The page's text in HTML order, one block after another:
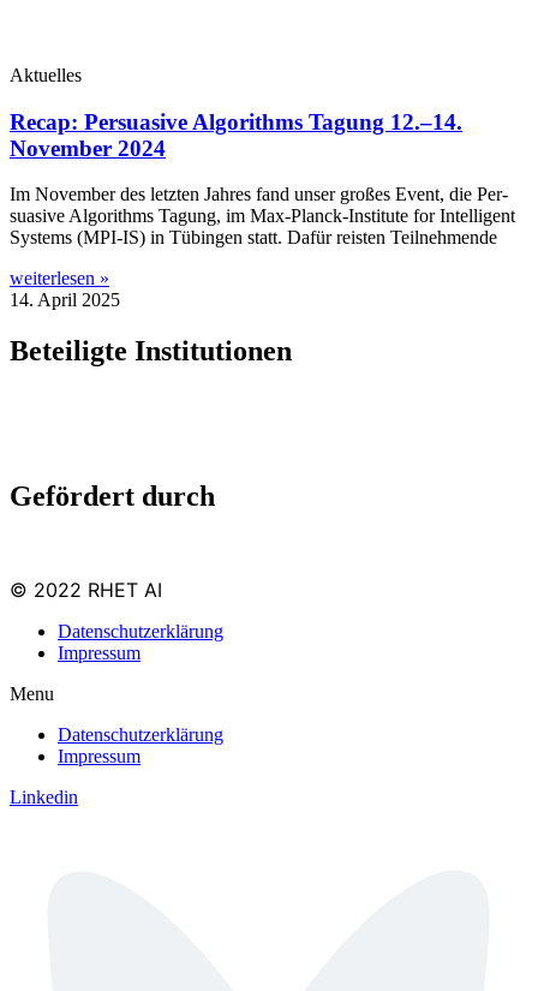
Aktuelles
Recap: Persuasive Algorithms Tagung 12.–14.
November 2024
Im Novem­ber des letz­ten Jah­res fand unser gro­ßes Event, die Per­
sua­si­ve Algo­rith­ms Tagung, im Max-Planck-Ins­ti­­tu­­te for Intel­li­gent
Sys­tems (MPI-IS) in Tübin­gen statt. Dafür reis­ten Teilnehmende
weiterlesen »
14. April 2025
Beteiligte Institutionen
Gefördert durch
© 2022 RHET AI
Datenschutzerklärung
Impressum
Menu
Datenschutzerklärung
Impressum
Linkedin